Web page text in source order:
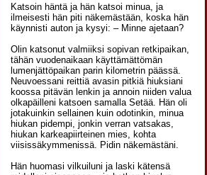
Katsoin häntä ja hän katsoi minua, ja
ilmeisesti hän piti näkemästään, koska hän
käynnisti auton ja kysyi: – Minne ajetaan?
Olin katsonut valmiiksi sopivan retkipaikan,
tähän vuodenaikaan käyttämättömän
lumenjättöpaikan parin kilometrin päässä.
Neuvoessani reittiä avasin pitkiä hiuksiani
koossa pitävän lenkin ja annoin niiden valua
olkapäilleni katsoen samalla Setää. Hän oli
jotakuinkin sellainen kuin odotinkin, minua
hiukan pidempi, jonkin verran vatsakas,
hiukan karkeapiirteinen mies, kohta
viisissäkymmenissä. Pidin näkemästäni.
Hän huomasi vilkuiluni ja laski kätensä